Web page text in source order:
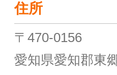
住所
〒470-0156
愛知県愛知郡東